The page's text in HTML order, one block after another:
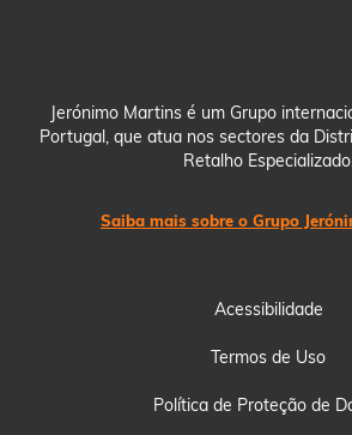
Jerónimo Martins é um Grupo
Portugal, que atua nos sectores da
Retalho
Saiba mais sobre o Grupo
Acessibilidade
Termos de Uso
Política de Proteção de